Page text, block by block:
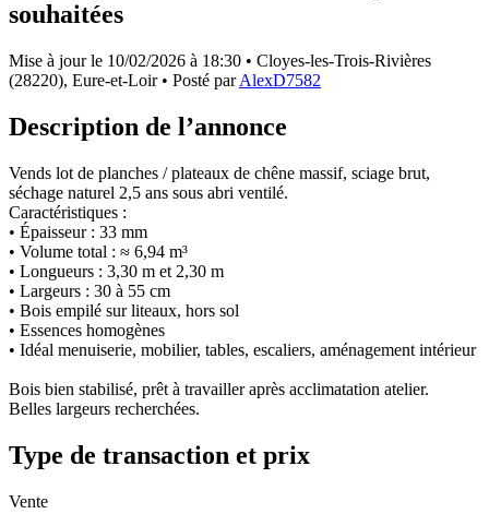
souhaitées
Mise à jour le 10/02/2026 à 18:30 • Cloyes-les-Trois-Rivières
(28220), Eure-et-Loir • Posté parAlexD7582
Description de l’annonce
Vends lot de planches / plateaux de chêne massif, sciage brut,
séchage naturel 2,5 ans sous abri ventilé.
Caractéristiques :
• Épaisseur : 33 mm
• Volume total : ≈ 6,94 m³
• Longueurs : 3,30 m et 2,30 m
• Largeurs : 30 à 55 cm
• Bois empilé sur liteaux, hors sol
• Essences homogènes
• Idéal menuiserie, mobilier, tables, escaliers, aménagement intérieur
Bois bien stabilisé, prêt à travailler après acclimatation atelier.
Belles largeurs recherchées.
Type de transaction et prix
Vente